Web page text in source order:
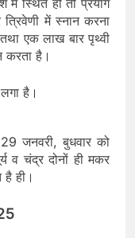
में स्नान करना
एक लाख बार पृथ्वी
करता है।
है।
जनवरी, बुधवार को
व चंद्र दोनों ही मकर
ही।